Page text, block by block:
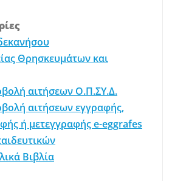
Θρησκευμάτων και
αιτήσεων Ο.Π.ΣΥ.Δ.
αιτήσεων εγγραφής,
ή μετεγγραφής e-eggrafes
Βιβλία